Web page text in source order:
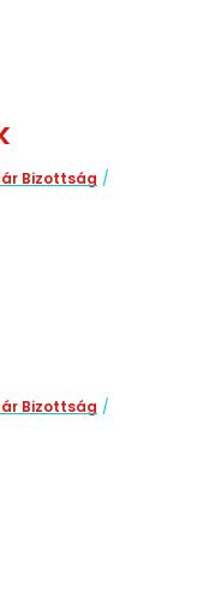
Bizottság
Bizottság